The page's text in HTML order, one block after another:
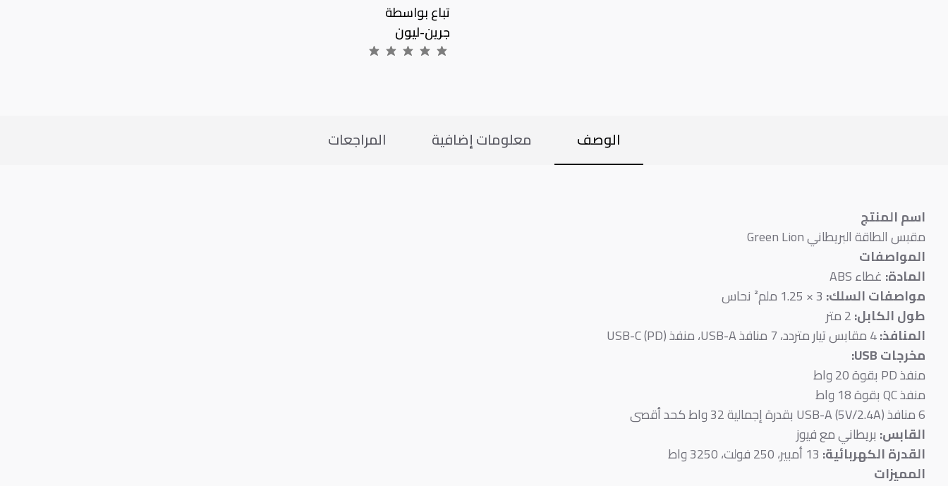
تباع بواسطة
جرين-ليون
الوصف معلومات إضافية المراجعات
اسم المنتج
مقبس الطاقة البريطاني Green Lion
المواصفات
المادة: غطاء ABS
مواصفات السلك:
طول الكابل:
المنافذ:
مخرجات USB:
منفذ PD بقوة 20 واط
منفذ QC بقوة 18 واط
6 منافذ USB-A (5V/2.4A) بقدرة إجمالية 32 واط كحد أقصى
القابس: بريطاني مع فيوز
القدرة الكهربائية:
المميزات